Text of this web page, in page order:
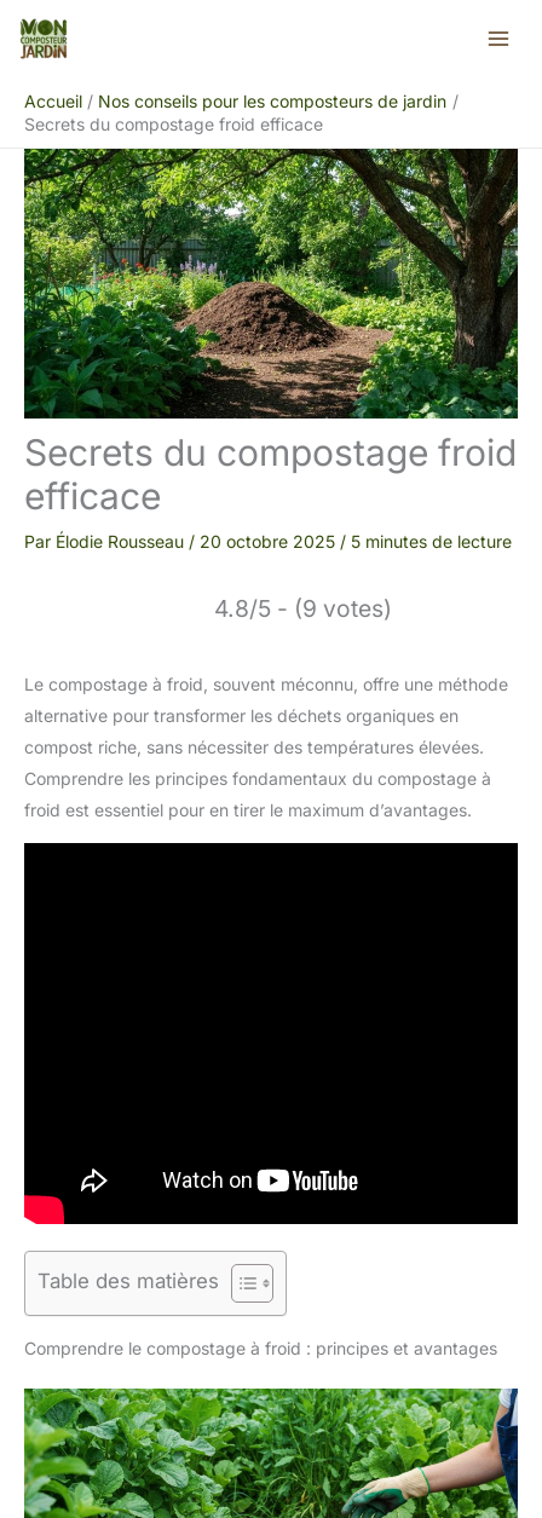
Aller
Accueil
Nos conseils pour les composteurs de jardin
Secrets du compostage froid efficace
Secrets du compostage froid
efficace
Par Élodie Rousseau / 20 octobre 2025 / 5 minutes de lecture
4.8/5 - (9 votes)
Le compostage à froid, souvent méconnu, offre une méthode
alternative pour transformer les déchets organiques en
compost riche, sans nécessiter des températures élevées.
Comprendre les principes fondamentaux du compostage à
froid est essentiel pour en tirer le maximum d’avantages.
Table des matières
Comprendre le compostage à froid : principes et avantages
Rechercher